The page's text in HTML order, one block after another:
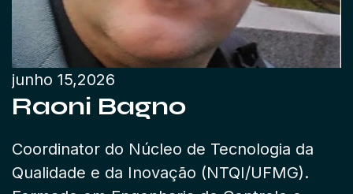
junho 15,2026
Raoni Bagno
Coordinator do Núcleo de Tecnologia da
Qualidade e da Inovação (NTQI/UFMG).